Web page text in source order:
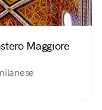
Maggiore